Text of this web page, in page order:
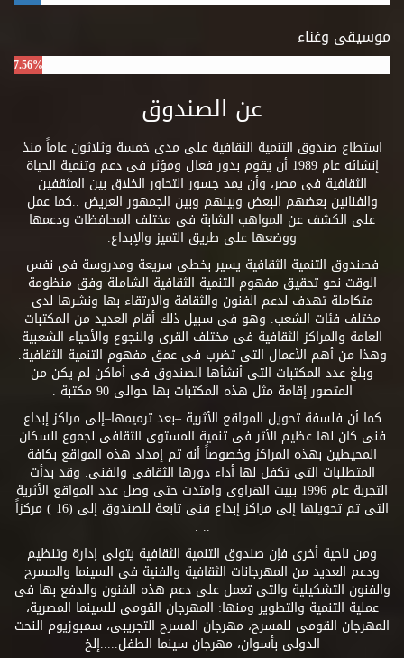
موسيقى وغناء
7.56%
عن الصندوق
استطاع صندوق التنمية الثقافية على مدى خمسة وثلاثون عاماً منذ
إنشائه عام 1989 أن يقوم بدور فعال ومؤثر فى دعم وتنمية الحياة
الثقافية فى مصر، وأن يمد جسور التحاور الخلاق بين المثقفين
والفنانين بعضهم البعض وبينهم وبين الجمهور العريض ..كما عمل
على الكشف عن المواهب الشابة فى مختلف المحافظات ودعمها
ووضعها على طريق التميز والإبداع.
فصندوق التنمية الثقافية يسير بخطى سريعة ومدروسة فى نفس
الوقت نحو تحقيق مفهوم التنمية الثقافية الشاملة وفق منظومة
متكاملة تهدف لدعم الفنون والثقافة والارتقاء بها ونشرها لدى
مختلف فئات الشعب. وهو فى سبيل ذلك أقام العديد من المكتبات
العامة والمراكز الثقافية فى مختلف القرى والنجوع والأحياء الشعبية
وهذا من أهم الأعمال التى تضرب فى عمق مفهوم التنمية الثقافية.
وبلغ عدد المكتبات التى أنشأها الصندوق فى أماكن لم يكن من
المتصور إقامة مثل هذه المكتبات بها حوالى 90 مكتبة .
كما أن فلسفة تحويل المواقع الأثرية –بعد ترميمها–إلى مراكز إبداع
فنى كان لها عظيم الأثر فى تنمية المستوى الثقافى لجموع السكان
المحيطين بهذه المراكز وخصوصاً أنه تم إمداد هذه المواقع بكافة
المتطلبات التى تكفل لها أداء دورها الثقافى والفنى. وقد بدأت
التجربة عام 1996 ببيت الهراوى وامتدت حتى وصل عدد المواقع الأثرية
التى تم تحويلها إلى مراكز إبداع فنى تابعة للصندوق إلى (16 ) مركزاً
.. .
ومن ناحية أخرى فإن صندوق التنمية الثقافية يتولى إدارة وتنظيم
ودعم العديد من المهرجانات الثقافية والفنية فى السينما والمسرح
والفنون التشكيلية والتى تعمل على دعم هذه الفنون والدفع بها فى
عملية التنمية والتطوير ومنها: المهرجان القومى للسينما المصرية،
المهرجان القومى للمسرح، مهرجان المسرح التجريبى، سمبوزيوم النحت
الدولى بأسوان، مهرجان سينما الطفل.....إلخ